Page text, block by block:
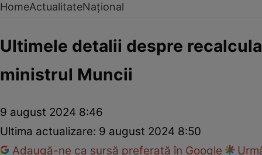
HomeActualitateNațional
Ultimele detalii despre
ministrul Muncii
9 august 2024 8:46
Ultima actualizare: 9 august 2024 8:50
Adaugă-ne ca sursă preferată în Google